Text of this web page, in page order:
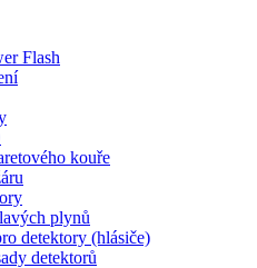
Flash
kouře
plynů
detektory (hlásiče)
detektorů